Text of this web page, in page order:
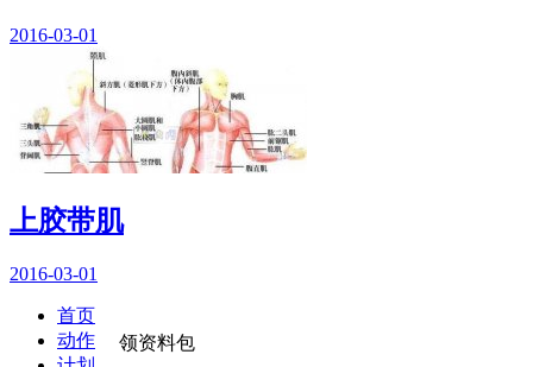
2016-03-01
上胶带肌
2016-03-01
领资料包
首页
动作